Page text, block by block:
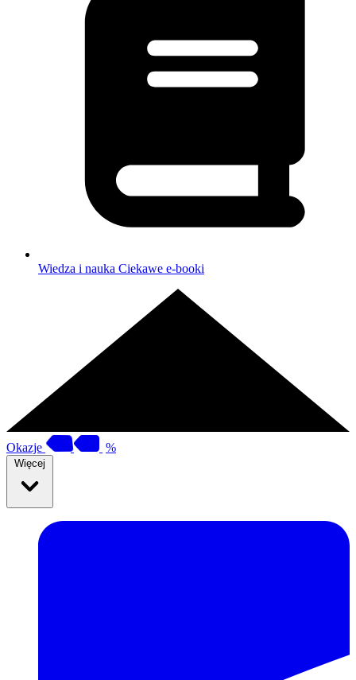
Wiedza i nauka Ciekawe e-booki
Okazje %
Więcej